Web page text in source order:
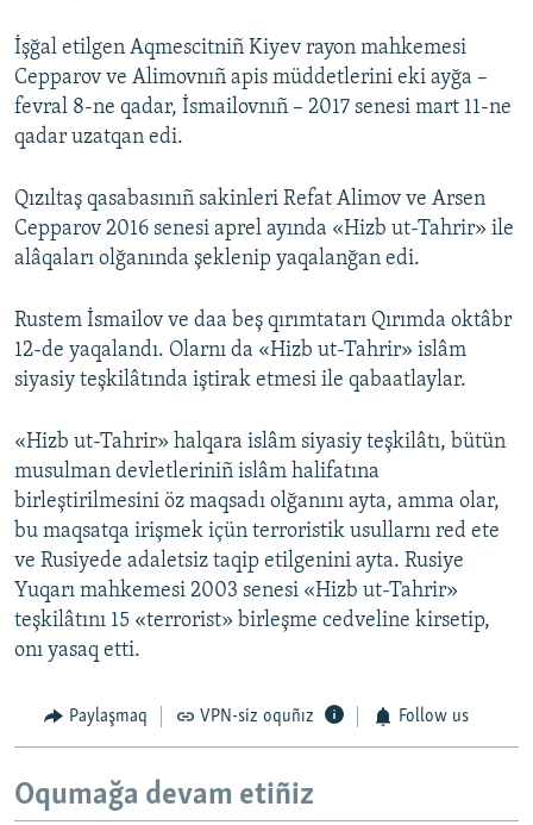
İşğal etilgen Aqmescitniñ Kiyev rayon mahkemesi
Cepparov ve Alimovnıñ apis müddetlerini eki ayğa –
fevral 8-ne qadar, İsmailovnıñ – 2017 senesi mart 11-ne
qadar uzatqan edi.
Qızıltaş qasabasınıñ sakinleri Refat Alimov ve Arsen
Cepparov 2016 senesi aprel ayında «Hizb ut-Tahrir» ile
alâqaları olğanında şeklenip yaqalanğan edi.
Rustem İsmailov ve daa beş qırımtatarı Qırımda oktâbr
12-de yaqalandı. Olarnı da «Hizb ut-Tahrir» islâm
siyasiy teşkilâtında iştirak etmesi ile qabaatlaylar.
«Hizb ut-Tahrir» halqara islâm siyasiy teşkilâtı, bütün
musulman devletleriniñ islâm halifatına
birleştirilmesini öz maqsadı olğanını ayta, amma olar,
bu maqsatqa irişmek içün terroristik usullarnı red ete
ve Rusiyede adaletsiz taqip etilgenini ayta. Rusiye
Yuqarı mahkemesi 2003 senesi «Hizb ut-Tahrir»
teşkilâtını 15 «terrorist» birleşme cedveline kirsetip,
onı yasaq etti.
Paylaşmaq VPN-siz oquñız Follow us
Oqumağa devam etiñiz